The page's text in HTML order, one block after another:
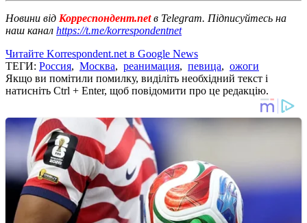
Новини від Корреспондент.netв Telegram. Підписуйтесь на
наш канал https://t.me/korrespondentnet
Читайте Korrespondent.net в Google News
ТЕГИ: Россия, Москва, реанимация, певица, ожоги
Якщо ви помітили помилку, виділіть необхідний текст і
натисніть Ctrl + Enter, щоб повідомити про це редакцію.